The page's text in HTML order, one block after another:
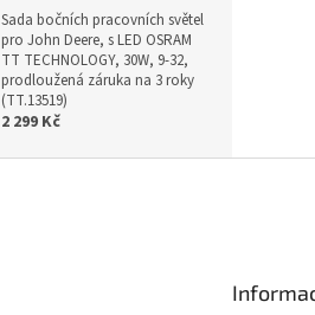
Sada bočních pracovních světel
pro John Deere, s LED OSRAM
TT TECHNOLOGY, 30W, 9-32,
prodloužená záruka na 3 roky
(TT.13519)
2 299 Kč